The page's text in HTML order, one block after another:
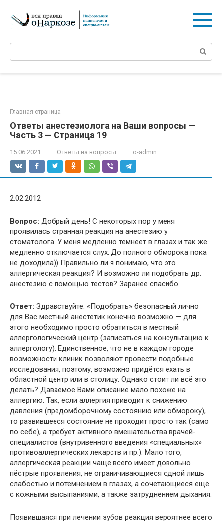
контенту
Поиск:
Главная страница
Ответы анестезиолога на Ваши вопросы —
Часть 3 — Страница 19
15.06.2021 Ответы на вопросы o-admin
2.02.2012
Вопрос: Добрый день! С некоторых пор у меня
проявилась странная реакция на анестезию у
стоматолога. У меня медленно темнеет в глазах и так же
медленно отключается слух. До полного обморока пока
не доходила)) Правильно ли я понимаю, что это
аллергическая реакция? И возможно ли подобрать др.
анестезию с помощью тестов? Заранее спасибо.
Ответ: Здравствуйте. «Подобрать» безопасный лично
для Вас местный анестетик конечно возможно — для
этого необходимо просто обратиться в местный
аллергологический центр (записаться на консультацию к
аллергологу). Единственное, что не в каждом городе
возможности клиник позволяют провести подобные
исследования, поэтому, возможно придётся ехать в
областной центр или в столицу. Однако стоит ли всё это
делать? Даваемое Вами описание мало похоже на
аллергию. Так, если аллергия приводит к снижению
давления (предомборочному состоянию или обмороку),
то развившееся состояние не проходит просто так (само
по себе), а требует активного вмешательства врачей-
специалистов (внутривенного введения «специальных»
противоаллергических лекарств и пр.). Мало того,
аллергическая реакции чаще всего имеет довольно
пёстрые проявления, не ограничивающиеся одной лишь
слабостью и потемнением в глазах, а сочетающиеся ещё
с кожными высыпаниями, а также затруднением дыхания.
Появившаяся при лечении зубов реакция вероятнее всего